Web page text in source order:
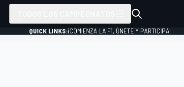
QUICK LINKS:¡COMIENZA LA F1, ÚNETE Y PARTICIPA!